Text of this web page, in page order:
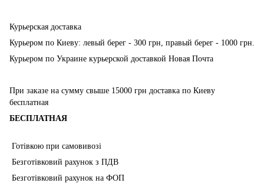
Курьерская доставка
Курьером по Киеву: левый берег - 300 грн, правый берег - 1000 грн.
Курьером по Украине курьерской доставкой Новая Почта
При заказе на сумму свыше 15000 грн доставка по Киеву
бесплатная
БЕСПЛАТНАЯ
Готівкою при самовивозі
Безготівковий рахунок з ПДВ
Безготівковий рахунок на ФОП